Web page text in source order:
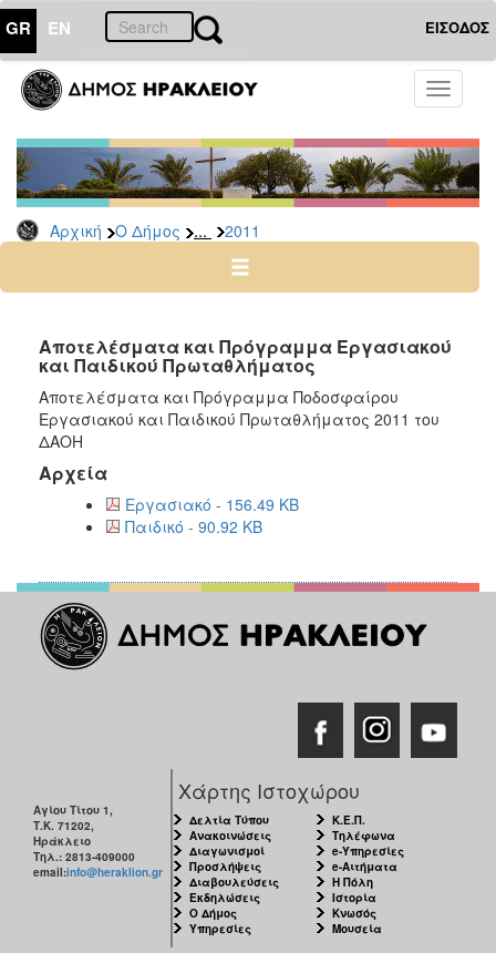
GR EN ΕΙΣΟΔΟΣ
Toggle
Αρχική Ο Δήμος ... 2011
ΔΗΜΟΣ
Δελτία
Τύπου
Αρχείο
2026
2024
2022
2021
2020
2019
2018
2017
2015
2013
2012
Αποτελέσματα και Πρόγραμμα Εργασιακού
και Παιδικού Πρωταθλήματος
Αποτελέσματα και Πρόγραμμα Ποδοσφαίρου
Εργασιακού και Παιδικού Πρωταθλήματος 2011 του
ΔΑΟΗ
Αρχεία
Εργασιακό - 156.49 KB
Παιδικό - 90.92 KB
Αγίου Τίτου 1,
Τ.Κ. 71202,
Ηράκλειο
Τηλ.: 2813-409000
email:info@heraklion.gr
Χάρτης Ιστοχώρου
Δελτία Τύπου
Ανακοινώσεις
Διαγωνισμοί
Προσλήψεις
Διαβουλεύσεις
Εκδηλώσεις
Ο Δήμος
Υπηρεσίες
Κ.Ε.Π.
Τηλέφωνα
e-Υπηρεσίες
e-Αιτήματα
Η Πόλη
Ιστορία
Κνωσός
Μουσεία